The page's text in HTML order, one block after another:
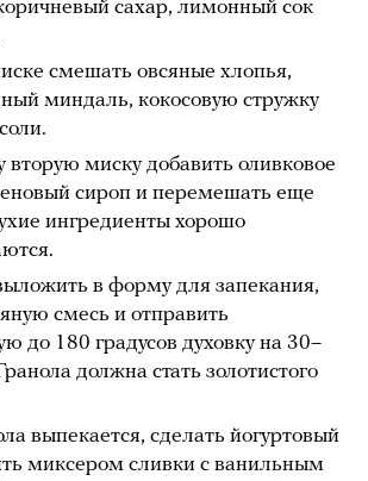
сахар, лимонный сок
смешать овсяные хлопья,
миндаль, кокосовую стружку
вторую миску добавить оливковое
сироп и перемешать еще
ингредиенты хорошо
в форму для запекания,
смесь и отправить
до 180 градусов духовку на 30–
должна стать золотистого
выпекается, сделать йогуртовый
миксером сливки с ванильным